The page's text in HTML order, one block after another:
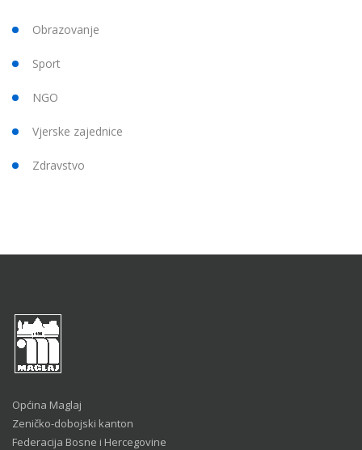
Obrazovanje
Sport
NGO
Vjerske zajednice
Zdravstvo
Općina Maglaj
Zeničko-dobojski kanton
Federacija Bosne i Hercegovine